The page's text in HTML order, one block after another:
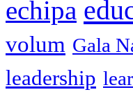
echipa
volum Gala
leadership